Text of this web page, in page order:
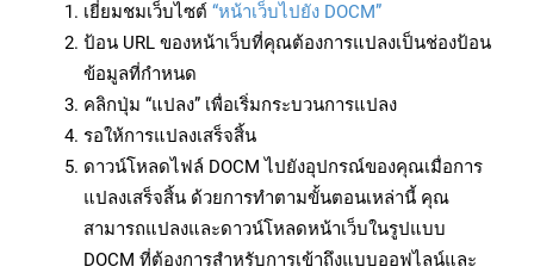
เยี่ยมชมเว็บไซต์ “หน้าเว็บไปยัง DOCM”
ป้อน URL ของหน้าเว็บที่คุณต้องการแปลงเป็นช่องป้อน
ข้อมูลที่กำหนด
คลิกปุ่ม “แปลง” เพื่อเริ่มกระบวนการแปลง
รอให้การแปลงเสร็จสิ้น
ดาวน์โหลดไฟล์ DOCM ไปยังอุปกรณ์ของคุณเมื่อการ
แปลงเสร็จสิ้น ด้วยการทำตามขั้นตอนเหล่านี้ คุณ
สามารถแปลงและดาวน์โหลดหน้าเว็บในรูปแบบ
DOCM ที่ต้องการสำหรับการเข้าถึงแบบออฟไลน์และ